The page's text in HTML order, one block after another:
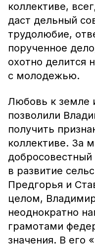
коллективе,
даст дельный
трудолюбие,
порученное
охотно делится
с молодежью.
Любовь к земле
позволили
получить
коллективе. За
в развитие
Предгорья и
целом,
неоднократно
грамотами
значения. В его